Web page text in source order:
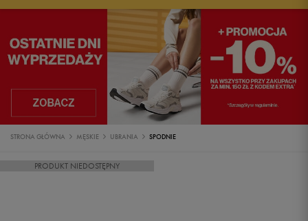
STRONA GŁÓWNA MĘSKIE UBRANIA SPODNIE
PRODUKT NIEDOSTĘPNY